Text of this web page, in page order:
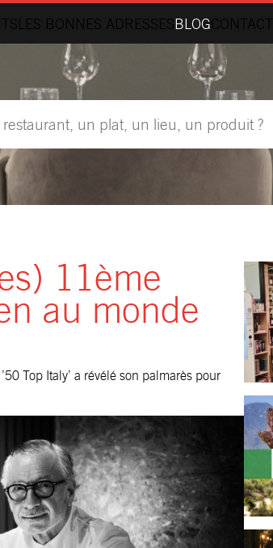
LES BONNES ADRESSESBLOGCONTACT
11ème
au monde
Top Italy’ a révélé son palmarès pour